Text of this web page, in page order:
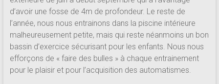
d’avoir une fosse de 4m de profondeur. Le reste de
l’année, nous nous entrainons dans la piscine intérieure
malheureusement petite, mais qui reste néanmoins un bon
bassin d’exercice sécurisant pour les enfants. Nous nous
efforçons de « faire des bulles » à chaque entrainement
pour le plaisir et pour l’acquisition des automatismes.